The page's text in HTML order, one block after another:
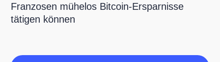
Franzosen mühelos Bitcoin-Ersparnisse
tätigen können